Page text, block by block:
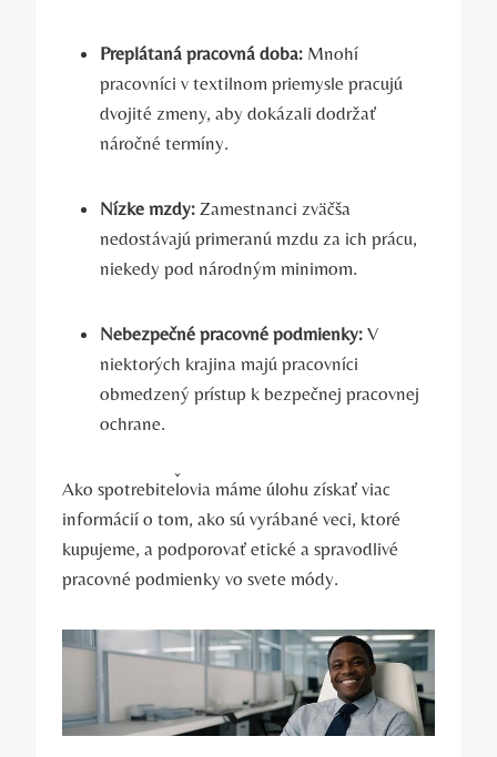
Preplátaná pracovná doba: Mnohí
pracovníci v textilnom priemysle pracujú
dvojité zmeny, aby dokázali dodržať
náročné termíny.
Nízke mzdy: Zamestnanci zväčša
nedostávajú primeranú mzdu za ich prácu,
niekedy pod národným minimom.
Nebezpečné pracovné podmienky: V
niektorých krajina majú pracovníci
obmedzený prístup k bezpečnej pracovnej
ochrane.
Ako spotrebiteľovia máme úlohu získať viac
informácií o tom, ako sú vyrábané veci, ktoré
kupujeme, a podporovať etické a spravodlivé
pracovné podmienky vo svete módy.